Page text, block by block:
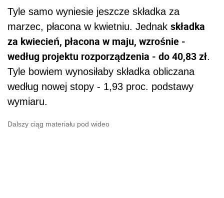
Tyle samo wyniesie jeszcze składka za
marzec, płacona w kwietniu. Jednak składka
za kwiecień, płacona w maju, wzrośnie -
według projektu rozporządzenia - do 40,83 zł.
Tyle bowiem wynosiłaby składka obliczana
według nowej stopy - 1,93 proc. podstawy
wymiaru.
Dalszy ciąg materiału pod wideo